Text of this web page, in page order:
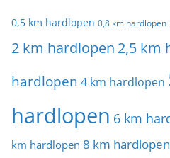
0,5 km hardlopen 0,8 km hardlopen
2 km hardlopen 2,5 km
hardlopen 4 km hardlopen
hardlopen 6 km
km hardlopen 8 km hardlopen